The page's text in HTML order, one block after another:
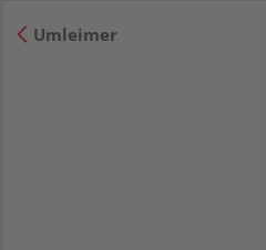
Umleimer